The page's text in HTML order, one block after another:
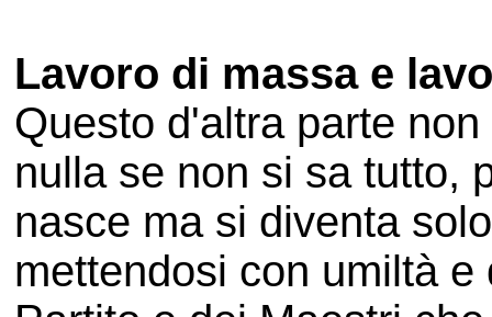
Lavoro di massa e
Questo d'altra parte
nulla se non si sa tutto,
nasce ma si diventa
mettendosi con umiltà